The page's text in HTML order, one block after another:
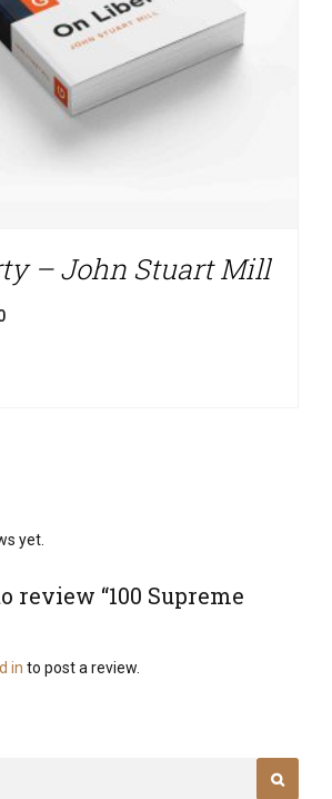
– John Stuart Mill
Price
yet.
review “100 Supreme
in to post a review.